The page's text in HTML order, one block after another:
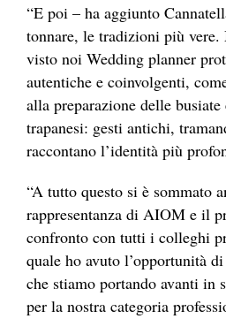
“E poi – ha aggiunto
tonnare, le tradizioni più vere.
visto noi Wedding planner
autentiche e coinvolgenti,
alla preparazione delle busiate
trapanesi: gesti antichi,
raccontano l’identità più
“A tutto questo si è sommato
rappresentanza di AIOM e il
confronto con tutti i colleghi
quale ho avuto l’opportunità
che stiamo portando avanti in
per la nostra categoria